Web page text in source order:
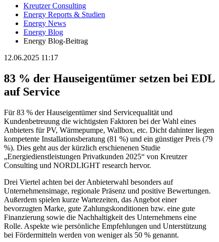
Kreutzer Consulting
Energy Reports & Studien
Energy News
Energy Blog
Energy Blog-Beitrag
12.06.2025 11:17
83 % der Hauseigentümer setzen bei EDL
auf Service
Für 83 % der Hauseigentümer sind Servicequalität und
Kundenbetreuung die wichtigsten Faktoren bei der Wahl eines
Anbieters für PV, Wärmepumpe, Wallbox, etc. Dicht dahinter liegen
kompetente Installationsberatung (81 %) und ein günstiger Preis (79
%). Dies geht aus der kürzlich erschienenen Studie
„Energiedienstleistungen Privatkunden 2025“ von Kreutzer
Consulting und NORDLIGHT research hervor.
Drei Viertel achten bei der Anbieterwahl besonders auf
Unternehmensimage, regionale Präsenz und positive Bewertungen.
Außerdem spielen kurze Wartezeiten, das Angebot einer
bevorzugten Marke, gute Zahlungskonditionen bzw. eine gute
Finanzierung sowie die Nachhaltigkeit des Unternehmens eine
Rolle. Aspekte wie persönliche Empfehlungen und Unterstützung
bei Fördermitteln werden von weniger als 50 % genannt.